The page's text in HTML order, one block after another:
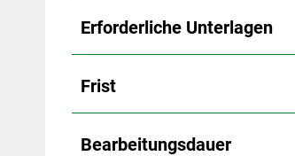
Erforderliche Unterlagen
Frist
Bearbeitungsdauer